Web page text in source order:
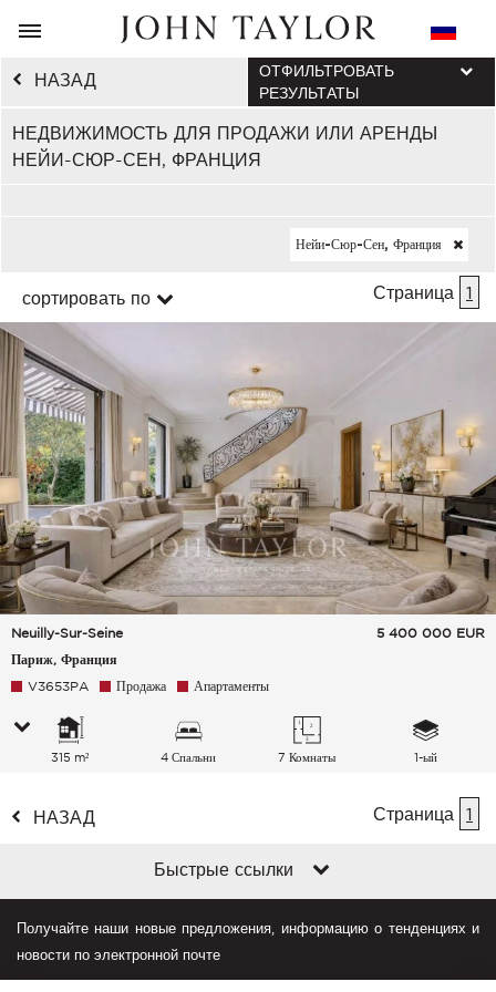
НАЗАД
НЕДВИЖИМОСТЬ ДЛЯ ПРОДАЖИ ИЛИ АРЕНДЫ
НЕЙИ-СЮР-СЕН, ФРАНЦИЯ
ОТФИЛЬТРОВАТЬ
РЕЗУЛЬТАТЫ
Нейи-Сюр-Сен, Франция
сортировать по Страница 1
Neuilly-Sur-Seine
Париж, Франция
5 400 000 EUR
V3653PA Продажа Апартаменты
315 m² 4 Спальни 7 Комнаты 1-ый
НАЗАД Страница 1
Быстрые ссылки
Получайте наши новые предложения, информацию о тенденциях и
новости по электронной почте